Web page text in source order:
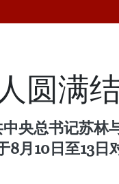
圆满
央总书记苏林
月10日至13日